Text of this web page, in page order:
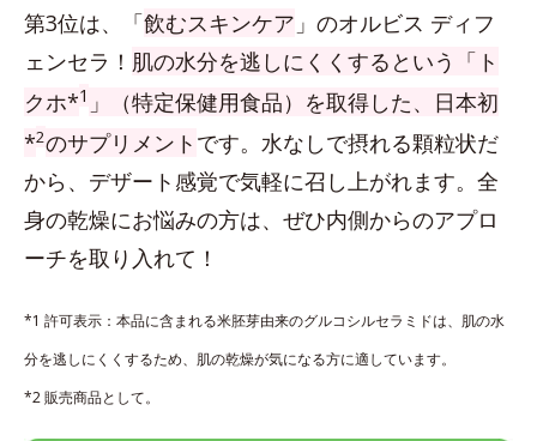
第3位は、「飲むスキンケア 」のオルビス ディフ
ェンセラ！ 肌の水分を逃しにくくするという「ト
クホ*1 」（特定保健用食品）を取得した、日本初
*2のサプリメント です。水なしで摂れる顆粒状だ
から、デザート感覚で気軽に召し上がれます。全
身の乾燥にお悩みの方は、ぜひ内側からのアプロ
ーチを取り入れて！
*1 許可表示：本品に含まれる米胚芽由来のグルコシルセラミドは、肌の水
分を逃しにくくするため、肌の乾燥が気になる方に適しています。
*2 販売商品として。